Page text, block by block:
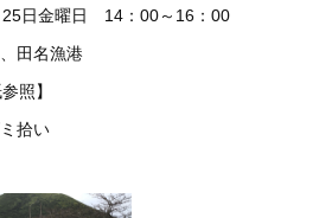
日金曜日 14：00～16：00
田名漁港
照】
拾い